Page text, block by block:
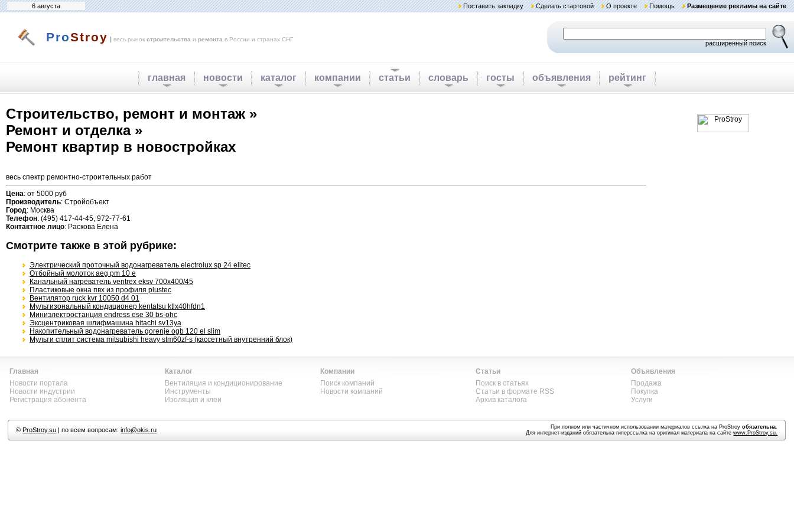
6 августа Поставить закладку Сделать стартовой О проекте Помощь Размещение рекламы на сайте
ProStroy | весь рынок строительства и ремонта в России и странах СНГ
расширенный поиск
главная новости каталог компании статьи словарь госты объявления рейтинг
Строительство, ремонт и монтаж »
Ремонт и отделка »
Ремонт квартир в новостройках
весь спектр ремонтно-строительных работ
Цена: от 5000 руб
Производитель: Стройобъект
Город: Москва
Телефон: (495) 417-44-45, 972-77-61
Контактное лицо: Раскова Елена
Смотрите также в этой рубрике:
Электрический проточный водонагреватель electrolux sp 24 elitec
Отбойный молоток aeg pm 10 e
Канальный нагреватель ventrex eksv 700x400/45
Пластиковые окна пвх из профиля plustec
Вентилятор ruck kvr 10050 d4 01
Мультизональный кондиционер kentatsu ktlx40hfdn1
Миниэлектростанция endress ese 30 bs-ohc
Эксцентриковая шлифмашина hitachi sv13ya
Накопительный водонагреватель gorenje ogb 120 el slim
Мульти сплит система mitsubishi heavy stm60zf-s (кассетный внутренний блок)
Главная
Новости портала
Новости индустрии
Регистрация абонента
Каталог
Вентиляция и кондиционирование
Инструменты
Изоляция и клеи
Компании
Поиск компаний
Новости компаний
Статьи
Поиск в статьях
Статьи в формате RSS
Архив каталога
Объявления
Продажа
Покупка
Услуги
©ProStroy.su | по всем вопросам:info@okis.ru При полном или частичном использовании материалов ссылка на ProStroyобязательна.
Для интернет-изданий обязательна гиперссылка на оригинал материала на сайтеwww.ProStroy.su.